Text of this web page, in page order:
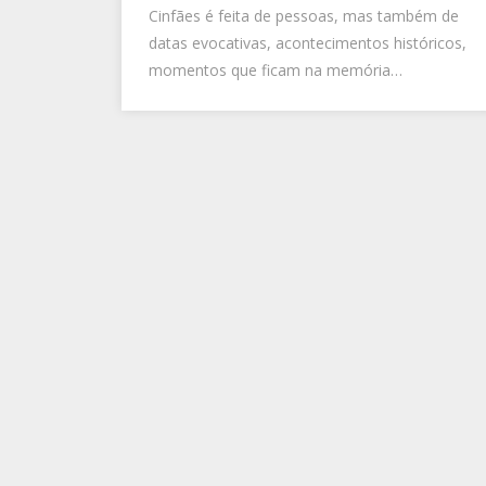
Cinfães é feita de pessoas, mas também de
datas evocativas, acontecimentos históricos,
momentos que ficam na memória…